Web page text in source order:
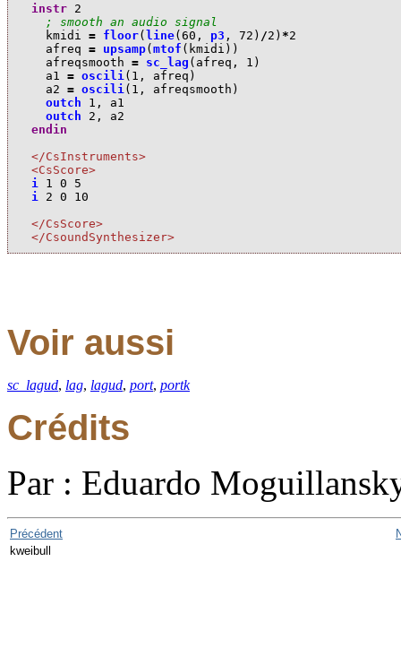
instr 2
; smooth an audio signal
kmidi = floor(line(60 , p3 , 72 ) /2 ) *2
afreq = upsamp(mtof ( kmidi ))
afreqsmooth = sc_lag ( afreq , 1 )
a1 = oscili ( 1 , afreq )
a2 = oscili ( 1 , afreqsmooth )
outch
1 , a1
outch
2 , a2
endin
</CsInstruments>
<CsScore>
i
1 0
5
i
2 0
10
</CsScore>
</CsoundSynthesizer>
Voir aussi
sc_lagud, lag, lagud, port, portk
Crédits
Par : Eduardo
Précédent
kweibull